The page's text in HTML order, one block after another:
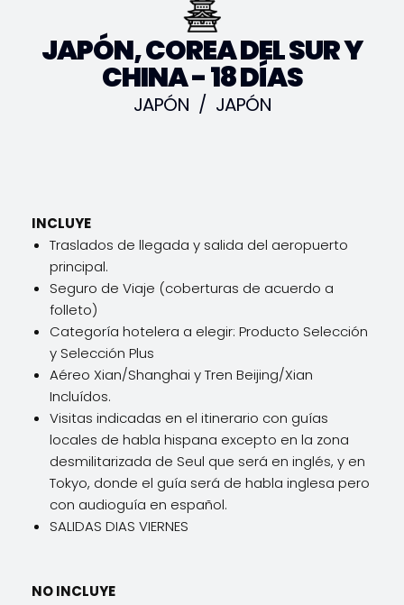
JAPÓN, COREA DEL SUR Y
CHINA - 18 DÍAS
JAPÓN / JAPÓN
INCLUYE
Traslados de llegada y salida del aeropuerto
principal.
Seguro de Viaje (coberturas de acuerdo a
folleto)
Categoría hotelera a elegir: Producto Selección
y Selección Plus
Aéreo Xian/Shanghai y Tren Beijing/Xian
Incluídos.
Visitas indicadas en el itinerario con guías
locales de habla hispana excepto en la zona
desmilitarizada de Seul que será en inglés, y en
Tokyo, donde el guía será de habla inglesa pero
con audioguía en español.
SALIDAS DIAS VIERNES
NO INCLUYE